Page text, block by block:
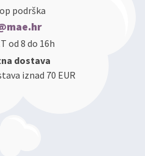
podrška
od 8 do 16h
dostava
iznad 70 EUR